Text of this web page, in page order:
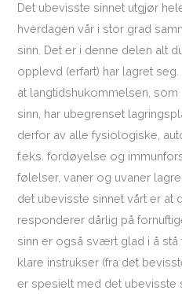
Det ubevisste sinnet utgjør
hverdagen vår i stor grad
sinn. Det er i denne delen alt
opplevd (erfart) har lagret
at langtidshukommelsen,
sinn, har ubegrenset
derfor av alle fysiologiske,
f.eks. fordøyelse og
følelser, vaner og uvaner
det ubevisste sinnet vårt er at
responderer dårlig på
sinn er også svært glad i å stå
klare instrukser (fra det
er spesielt med det ubevisste